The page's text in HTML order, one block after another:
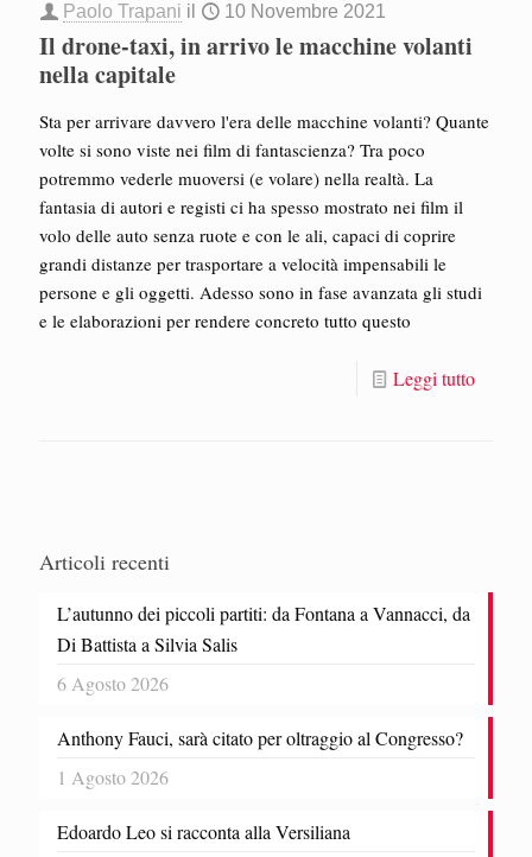
Paolo Trapani il 10 Novembre 2021
Il drone-taxi, in arrivo le macchine volanti
nella capitale
Sta per arrivare davvero l'era delle macchine volanti? Quante
volte si sono viste nei film di fantascienza? Tra poco
potremmo vederle muoversi (e volare) nella realtà. La
fantasia di autori e registi ci ha spesso mostrato nei film il
volo delle auto senza ruote e con le ali, capaci di coprire
grandi distanze per trasportare a velocità impensabili le
persone e gli oggetti. Adesso sono in fase avanzata gli studi
e le elaborazioni per rendere concreto tutto questo
Leggi tutto
Articoli recenti
L’autunno dei piccoli partiti: da Fontana a Vannacci, da
Di Battista a Silvia Salis
6 Agosto 2026
Anthony Fauci, sarà citato per oltraggio al Congresso?
1 Agosto 2026
Edoardo Leo si racconta alla Versiliana